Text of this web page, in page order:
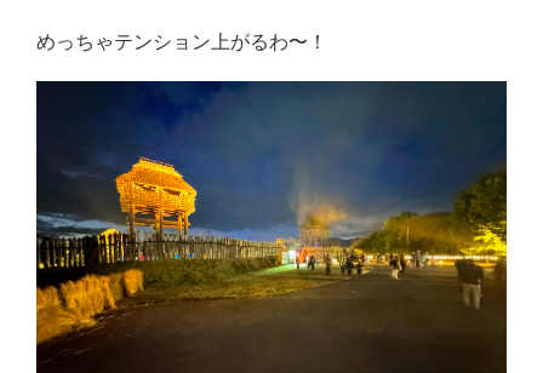
めっちゃテンション上がるわ〜！